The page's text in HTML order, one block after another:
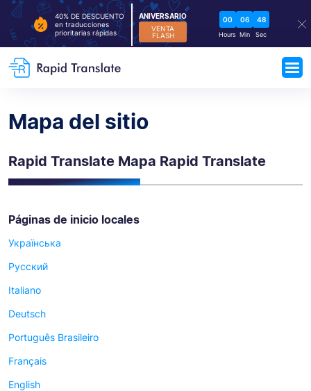
40% DE DESCUENTO
en traducciones
prioritarias rápidas
ANIVERSARIO
VENTA
FLASH
00
Hours
06
Min
47
Sec
Mapa del sitio
Rapid Translate Mapa Rapid Translate
Páginas de inicio locales
Українська
Русский
Italiano
Deutsch
Português Brasileiro
Français
English